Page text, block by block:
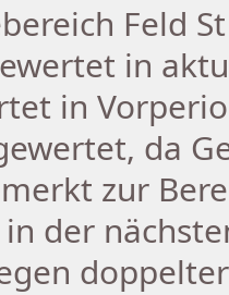
Feld
in
in
da
zur
der